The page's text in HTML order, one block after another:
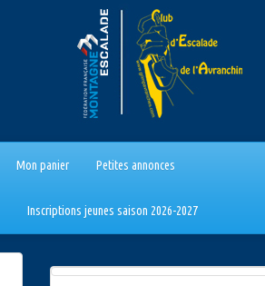
Mon panier Petites annonces
Inscriptions jeunes saison 2026-2027